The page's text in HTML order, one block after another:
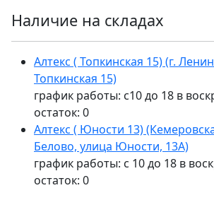
Наличие на складах
Алтекс ( Топкинская 15) (г.
Топкинская 15)
график работы: с10 до 18 в
остаток: 0
Алтекс ( Юности 13)
Белово, улица Юности, 13А)
график работы: с 10 до 18 в
остаток: 0